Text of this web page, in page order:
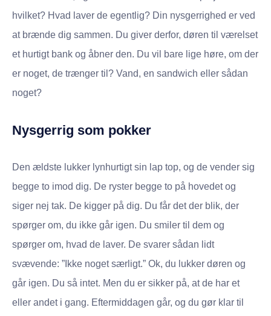
hvilket? Hvad laver de egentlig? Din nysgerrighed er ved
at brænde dig sammen. Du giver derfor, døren til værelset
et hurtigt bank og åbner den. Du vil bare lige høre, om der
er noget, de trænger til? Vand, en sandwich eller sådan
noget?
Nysgerrig som pokker
Den ældste lukker lynhurtigt sin lap top, og de vender sig
begge to imod dig. De ryster begge to på hovedet og
siger nej tak. De kigger på dig. Du får det der blik, der
spørger om, du ikke går igen. Du smiler til dem og
spørger om, hvad de laver. De svarer sådan lidt
svævende: ”Ikke noget særligt.” Ok, du lukker døren og
går igen. Du så intet. Men du er sikker på, at de har et
eller andet i gang. Eftermiddagen går, og du gør klar til